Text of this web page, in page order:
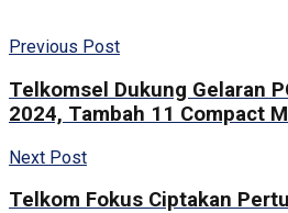
Previous Post
Telkomsel Dukung Gelaran
2024, Tambah 11 Compact
Next Post
Telkom Fokus Ciptakan